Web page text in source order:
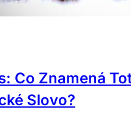
Co Znamená
Slovo?